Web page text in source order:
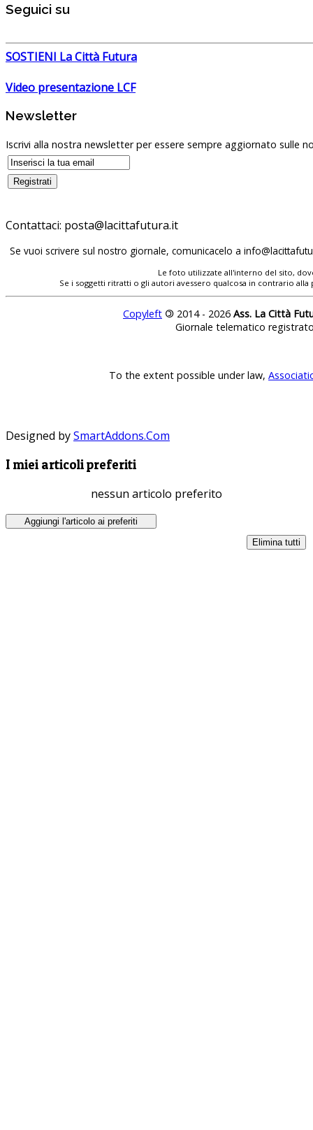
Seguici su
SOSTIENI La Città Futura
Video presentazione LCF
Newsletter
Iscrivi alla nostra newsletter per essere sempre aggiornato sulle
Contattaci: posta@lacittafutura.it
Se vuoi scrivere sul nostro giornale, comunicacelo a
Le foto utilizzate all'interno del sito,
Se i soggetti ritratti o gli autori avessero qualcosa in contrario
Copyleft © 2014 - 2026 Ass. La Città
Giornale telematico
To the extent possible under law,
Designed bySmartAddons.Com
I miei articoli preferiti
nessun articolo preferito